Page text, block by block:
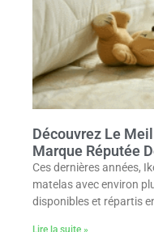
Découvrez Le
Marque Réputée
Ces dernières années,
matelas avec environ
disponibles et répartis
Lire la suite »